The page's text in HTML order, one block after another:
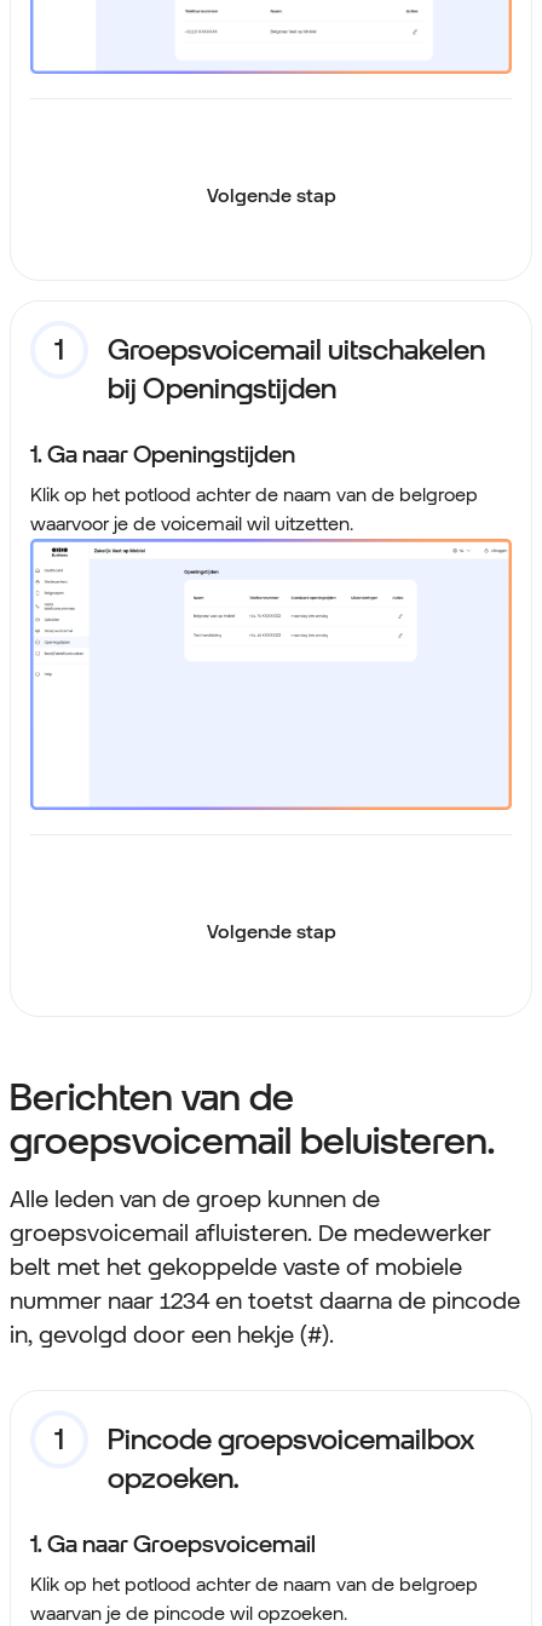
Volgende stap
Groepsvoicemail uitschakelen
bij Openingstijden
1. Ga naar Openingstijden
Klik op het potlood achter de naam van de belgroep
waarvoor je de voicemail wil uitzetten.
Volgende stap
Berichten van de
groepsvoicemail beluisteren.
Alle leden van de groep kunnen de
groepsvoicemail afluisteren. De medewerker
belt met het gekoppelde vaste of mobiele
nummer naar 1234 en toetst daarna de pincode
in, gevolgd door een hekje (#).
Pincode groepsvoicemailbox
opzoeken.
1. Ga naar Groepsvoicemail
Klik op het potlood achter de naam van de belgroep
waarvan je de pincode wil opzoeken.